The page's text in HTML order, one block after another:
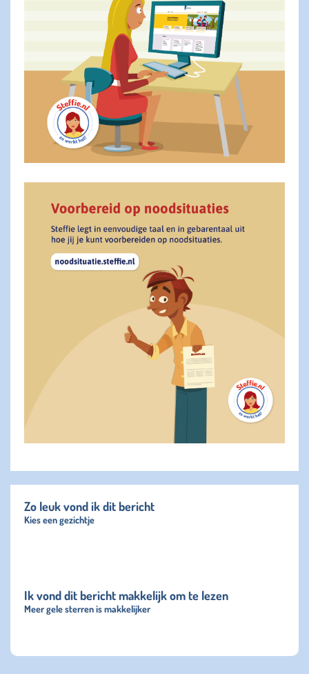
Zo leuk vond ik dit bericht
Kies een gezichtje
Ik vond dit bericht makkelijk om te lezen
Meer gele sterren is makkelijker